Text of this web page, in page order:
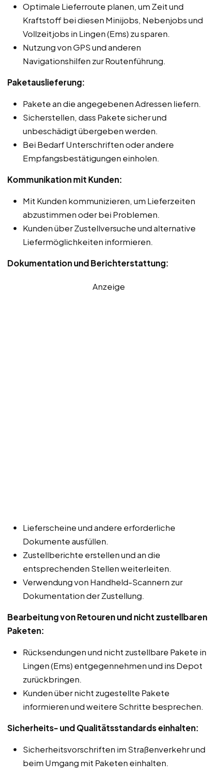
Optimale Lieferroute planen, um Zeit und
Kraftstoff bei diesen Minijobs, Nebenjobs und
Vollzeitjobs in Lingen (Ems) zu sparen.
Nutzung von GPS und anderen
Navigationshilfen zur Routenführung.
Paketauslieferung:
Pakete an die angegebenen Adressen liefern.
Sicherstellen, dass Pakete sicher und
unbeschädigt übergeben werden.
Bei Bedarf Unterschriften oder andere
Empfangsbestätigungen einholen.
Kommunikation mit Kunden:
Mit Kunden kommunizieren, um Lieferzeiten
abzustimmen oder bei Problemen.
Kunden über Zustellversuche und alternative
Liefermöglichkeiten informieren.
Dokumentation und Berichterstattung:
Anzeige
Lieferscheine und andere erforderliche
Dokumente ausfüllen.
Zustellberichte erstellen und an die
entsprechenden Stellen weiterleiten.
Verwendung von Handheld-Scannern zur
Dokumentation der Zustellung.
Bearbeitung von Retouren und nicht zustellbaren
Paketen:
Rücksendungen und nicht zustellbare Pakete in
Lingen (Ems) entgegennehmen und ins Depot
zurückbringen.
Kunden über nicht zugestellte Pakete
informieren und weitere Schritte besprechen.
Sicherheits- und Qualitätsstandards einhalten:
Sicherheitsvorschriften im Straßenverkehr und
beim Umgang mit Paketen einhalten.